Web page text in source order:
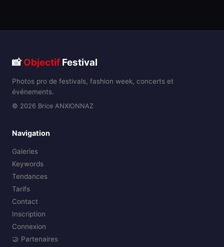
📸Objectif Festival
Photos pro de festivals, fashion week, concerts et
événements.
© 2026 Brice ANXIONNAZ
Navigation
Galeries
Keywords
Tendances
Tarifs
Contact
Inscription
Connexion
🤝 Partenaires